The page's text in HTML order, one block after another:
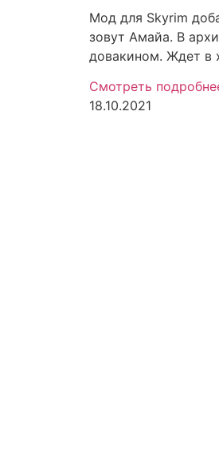
Мод для Skyrim
зовут Амайа. В
довакином. Ждет в
Смотреть
18.10.2021